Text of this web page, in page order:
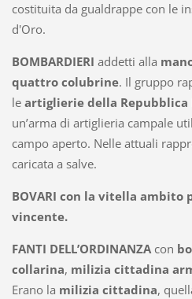
costituita da gualdrappe con le
d'Oro.
BOMBARDIERI addetti alla
quattro colubrine. Il gruppo
le artiglierie della Repubblica
un’arma di artiglieria campale
campo aperto. Nelle attuali
caricata a salve.
BOVARI con la vitella ambito
vincente.
FANTI DELL’ORDINANZA con
collarina, milizia cittadina
Erano la milizia cittadina,